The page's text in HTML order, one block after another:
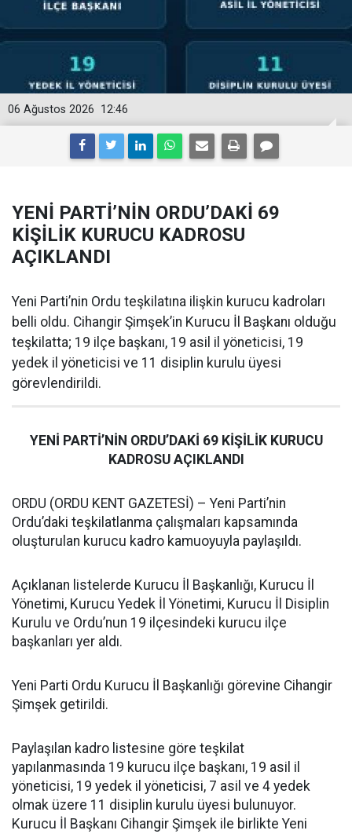
12:46
06 Ağustos 2026
YENİ PARTİ’NİN ORDU’DAKİ 69
KİŞİLİK KURUCU KADROSU
AÇIKLANDI
Yeni Parti’nin Ordu teşkilatına ilişkin kurucu kadroları
belli oldu. Cihangir Şimşek’in Kurucu İl Başkanı olduğu
teşkilatta; 19 ilçe başkanı, 19 asil il yöneticisi, 19
yedek il yöneticisi ve 11 disiplin kurulu üyesi
görevlendirildi.
YENİ PARTİ’NİN ORDU’DAKİ 69 KİŞİLİK KURUCU
KADROSU AÇIKLANDI
ORDU (ORDU KENT GAZETESİ) – Yeni Parti’nin
Ordu’daki teşkilatlanma çalışmaları kapsamında
oluşturulan kurucu kadro kamuoyuyla paylaşıldı.
Açıklanan listelerde Kurucu İl Başkanlığı, Kurucu İl
Yönetimi, Kurucu Yedek İl Yönetimi, Kurucu İl Disiplin
Kurulu ve Ordu’nun 19 ilçesindeki kurucu ilçe
başkanları yer aldı.
Yeni Parti Ordu Kurucu İl Başkanlığı görevine Cihangir
Şimşek getirildi.
Paylaşılan kadro listesine göre teşkilat
yapılanmasında 19 kurucu ilçe başkanı, 19 asil il
yöneticisi, 19 yedek il yöneticisi, 7 asil ve 4 yedek
olmak üzere 11 disiplin kurulu üyesi bulunuyor.
Kurucu İl Başkanı Cihangir Şimşek ile birlikte Yeni